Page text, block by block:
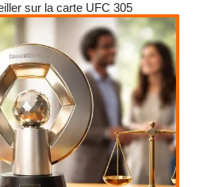
sur la carte UFC 305